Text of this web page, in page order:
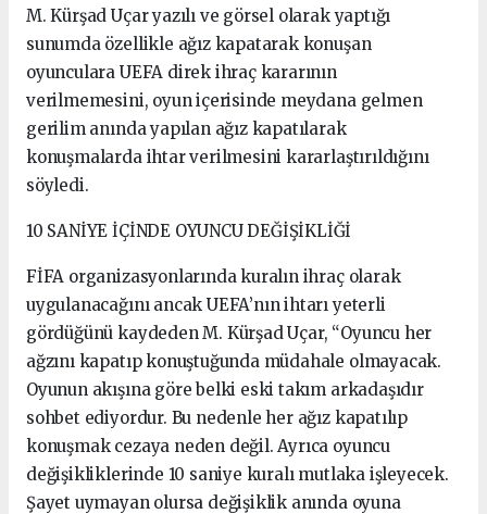
M. Kürşad Uçar yazılı ve görsel olarak yaptığı
sunumda özellikle ağız kapatarak konuşan
oyunculara UEFA direk ihraç kararının
verilmemesini, oyun içerisinde meydana gelmen
gerilim anında yapılan ağız kapatılarak
konuşmalarda ihtar verilmesini kararlaştırıldığını
söyledi.
10 SANİYE İÇİNDE OYUNCU DEĞİŞİKLİĞİ
FİFA organizasyonlarında kuralın ihraç olarak
uygulanacağını ancak UEFA’nın ihtarı yeterli
gördüğünü kaydeden M. Kürşad Uçar, “Oyuncu her
ağzını kapatıp konuştuğunda müdahale olmayacak.
Oyunun akışına göre belki eski takım arkadaşıdır
sohbet ediyordur. Bu nedenle her ağız kapatılıp
konuşmak cezaya neden değil. Ayrıca oyuncu
değişikliklerinde 10 saniye kuralı mutlaka işleyecek.
Şayet uymayan olursa değişiklik anında oyuna